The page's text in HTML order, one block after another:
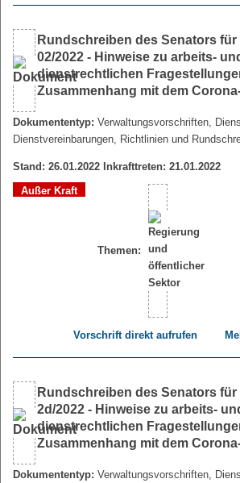
Rundschreiben des Senators für
02/2022 - Hinweise zu arbeits-
dienstrechtlichen
Zusammenhang mit dem
Dokumententyp: Verwaltungsvorschriften,
Dienstvereinbarungen, Richtlinien und
Stand: 26.01.2022 Inkrafttreten: 21.01.2022
Außer Kraft
Themen:
Vorschrift direkt aufrufen
Rundschreiben des Senators für
2d/2022 - Hinweise zu arbeits-
dienstrechtlichen
Zusammenhang mit dem
Dokumententyp: Verwaltungsvorschriften,